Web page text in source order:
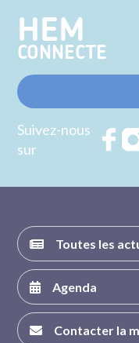
HEM
CONNECTE
Suivez-nous
sur
Toutes les
Agenda
Contacter la